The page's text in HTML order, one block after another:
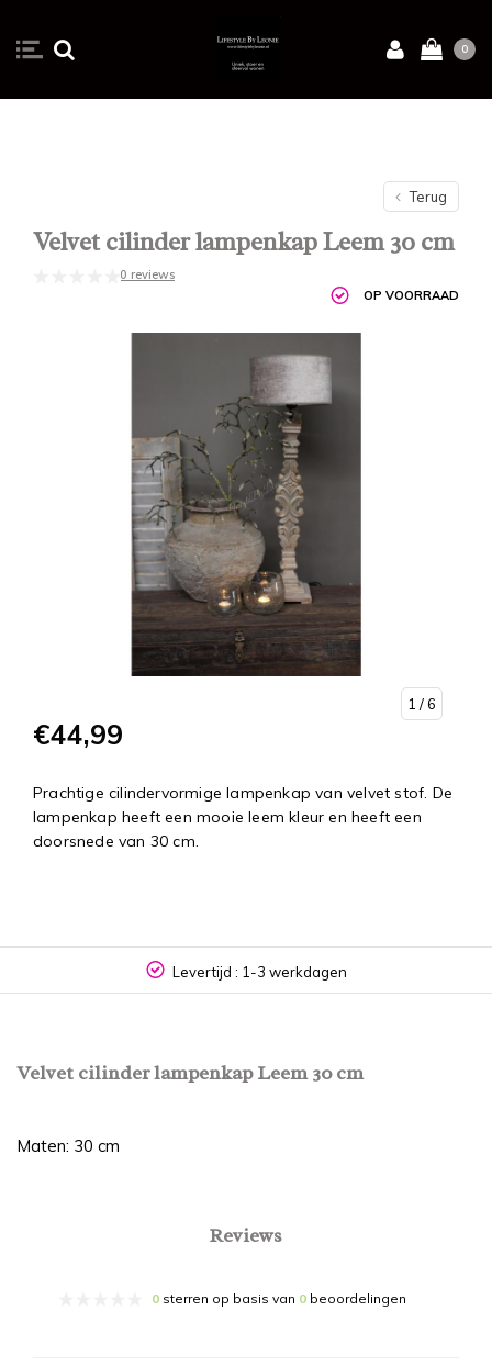
0
Terug
Velvet cilinder lampenkap Leem 30 cm
0 reviews
OP VOORRAAD
1 / 6
€44,99
Prachtige cilindervormige lampenkap van velvet stof. De
lampenkap heeft een mooie leem kleur en heeft een
doorsnede van 30 cm.
Levertijd : 1-3 werkdagen
Velvet cilinder lampenkap Leem 30 cm
Maten: 30 cm
Reviews
0 sterren op basis van 0 beoordelingen